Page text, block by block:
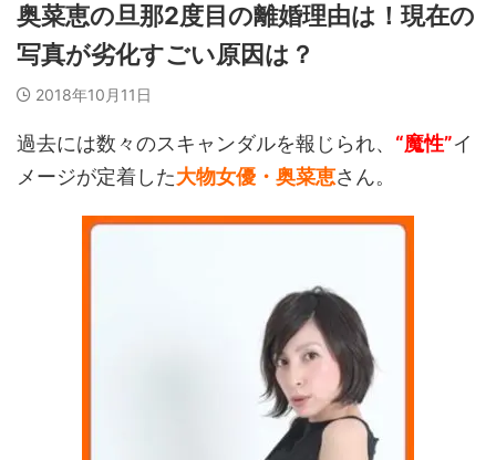
奥菜恵の旦那2度目の離婚理由は！現在の
写真が劣化すごい原因は？
2018年10月11日
過去には数々のスキャンダルを報じられ、 “魔性”イ
メージが定着した大物女優・奥菜恵さん。